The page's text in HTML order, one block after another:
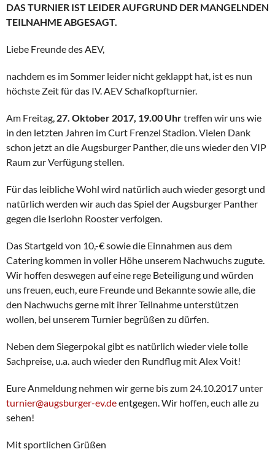
DAS TURNIER IST LEIDER AUFGRUND DER MANGELNDEN
TEILNAHME ABGESAGT.
Liebe Freunde des AEV,
nachdem es im Sommer leider nicht geklappt hat, ist es nun
höchste Zeit für das IV. AEV Schafkopfturnier.
Am Freitag, 27. Oktober 2017, 19.00 Uhrtreffen wir uns wie
in den letzten Jahren im Curt Frenzel Stadion. Vielen Dank
schon jetzt an die Augsburger Panther, die uns wieder den VIP
Raum zur Verfügung stellen.
Für das leibliche Wohl wird natürlich auch wieder gesorgt und
natürlich werden wir auch das Spiel der Augsburger Panther
gegen die Iserlohn Rooster verfolgen.
Das Startgeld von 10,-€ sowie die Einnahmen aus dem
Catering kommen in voller Höhe unserem Nachwuchs zugute.
Wir hoffen deswegen auf eine rege Beteiligung und würden
uns freuen, euch, eure Freunde und Bekannte sowie alle, die
den Nachwuchs gerne mit ihrer Teilnahme unterstützen
wollen, bei unserem Turnier begrüßen zu dürfen.
Neben dem Siegerpokal gibt es natürlich wieder viele tolle
Sachpreise, u.a. auch wieder den Rundflug mit Alex Voit!
Eure Anmeldung nehmen wir gerne bis zum 24.10.2017 unter
turnier@augsburger-ev.deentgegen. Wir hoffen, euch alle zu
sehen!
Mit sportlichen Grüßen